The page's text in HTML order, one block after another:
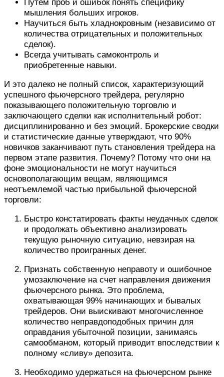
Путем проб и ошибок понять специфику
мышления больших игроков.
Научиться быть хладнокровным (независимо от
количества отрицательных и положительных
сделок).
Всегда учитывать самоконтроль и
приобретенные навыки.
И это далеко не полный список, характеризующий
успешного фьючерсного трейдера, регулярно
показывающего положительную торговлю и
заключающего сделки как исполнительный робот:
дисциплинированно и без эмоций. Брокерские сводки
и статистические данные утверждают, что 90%
новичков заканчивают путь становления трейдера на
первом этапе развития. Почему? Потому что они на
фоне эмоциональности не могут научиться
основополагающим вещам, являющимся
неотъемлемой частью прибыльной фьючерсной
торговли:
Быстро констатировать факты неудачных сделок
и продолжать объективно анализировать
текущую рыночную ситуацию, невзирая на
количество проигранных денег.
Признать собственную неправоту и ошибочное
умозаключение на счет направления движения
фьючерсного рынка. Это проблема,
охватывающая 99% начинающих и бывалых
трейдеров. Они выискивают многочисленное
количество неправдоподобных причин для
оправдания убыточной позиции, занимаясь
самообманом, который приводит впоследствии к
полному «сливу» депозита.
Необходимо удержаться на фьючерсном рынке